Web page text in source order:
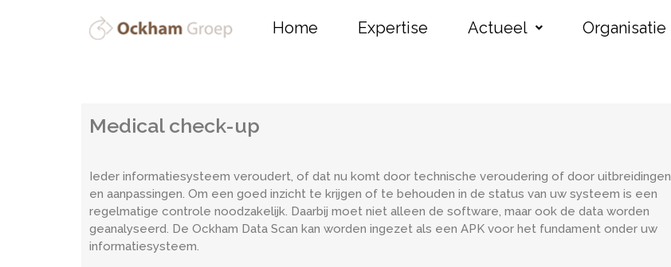
Home Expertise Actueel Organisatie
Medical check-up
Ieder informatiesysteem veroudert, of dat nu komt door technische veroudering of door uitbreidingen
en aanpassingen. Om een goed inzicht te krijgen of te behouden in de status van uw systeem is een
regelmatige controle noodzakelijk. Daarbij moet niet alleen de software, maar ook de data worden
geanalyseerd. De Ockham Data Scan kan worden ingezet als een APK voor het fundament onder uw
informatiesysteem.